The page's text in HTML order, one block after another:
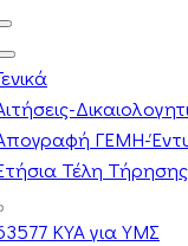
ΓΕΜΗ-
Τέλη
ΚΥΑ για ΥΜΣ